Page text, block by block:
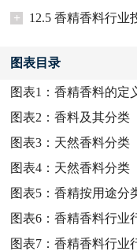
+
12.5 香精香料行业
图表目录
图表1：香精香料的定
图表2：香料及其分类
图表3： 天然香料分类
图表4： 天然香料分类
图表5：香精按用途分
图表6：香精香料行业
图表7：香精香料行业